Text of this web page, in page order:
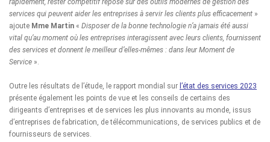
rapidement, rester compétitif repose sur des outils modernes de gestion des
services qui peuvent aider les entreprises à servir les clients plus efficacement »
ajoute Mme Martin « Disposer de la bonne technologie n’a jamais été aussi
vital qu’au moment où les entreprises interagissent avec leurs clients, fournissent
des services et donnent le meilleur d’elles-mêmes : dans leur Moment de
Service ».
Outre les résultats de l’étude, le rapport mondial sur l’état des services 2023
présente également les points de vue et les conseils de certains des
dirigeants d’entreprises et de services les plus innovants au monde, issus
d’entreprises de fabrication, de télécommunications, de services publics et de
fournisseurs de services.